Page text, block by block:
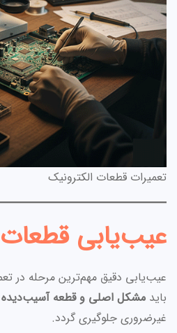
تعمیرات قطعات الکترونیک
عیب‌یابی قطعات
عیب‌یابی دقیق مهم‌ترین مرحله در
باید مشکل اصلی و قطعه آسیب‌دیده
غیرضروری جلوگیری گردد.